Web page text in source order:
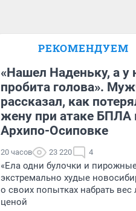
РЕКОМЕНДУЕМ
«Нашел Наденьку, а у
пробита голова».
рассказал, как
жену при атаке БПЛА
Архипо-Осиповке
20 часов 23 220 4
«Ела одни булочки и
экстремально худые
о своих попытках набрать
ценой